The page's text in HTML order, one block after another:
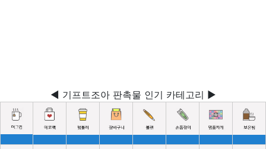
◀ 기프트조아 판촉물 인기 카테고리 ▶